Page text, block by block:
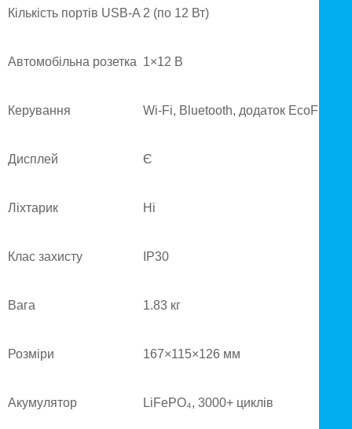
Кількість портів USB-A 2 (по 12 Вт)
Автомобільна розетка 1×12 В
Керування Wi-Fi, Bluetooth, додаток EcoFlow
Дисплей Є
Ліхтарик Ні
Клас захисту IP30
Вага 1.83 кг
Розміри 167×115×126 мм
Акумулятор LiFePO₄, 3000+ циклів